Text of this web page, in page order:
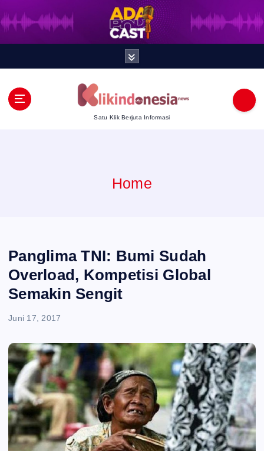
S
i
Satu Klik Berjuta Informasi
Home
Panglima TNI: Bumi Sudah
Overload, Kompetisi Global
Semakin Sengit
Juni 17, 2017